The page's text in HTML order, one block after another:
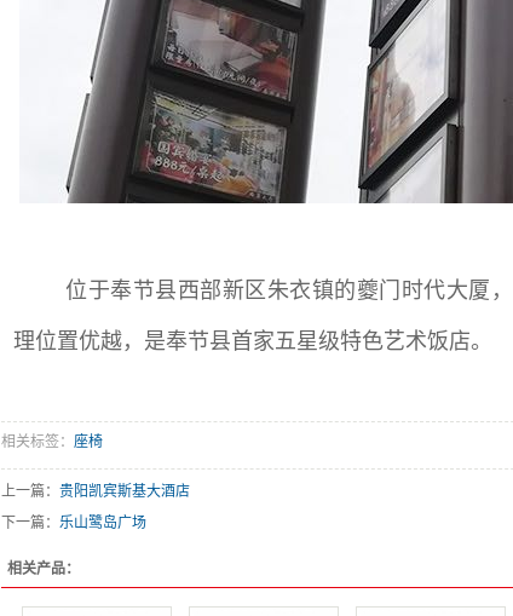
位于奉节县西部新区朱衣镇的夔门时代大厦
理位置优越，是奉节县首家五星级特色艺术饭店。
相关标签： 座椅
上一篇： 贵阳凯宾斯基大酒店
下一篇： 乐山鹭岛广场
相关产品：